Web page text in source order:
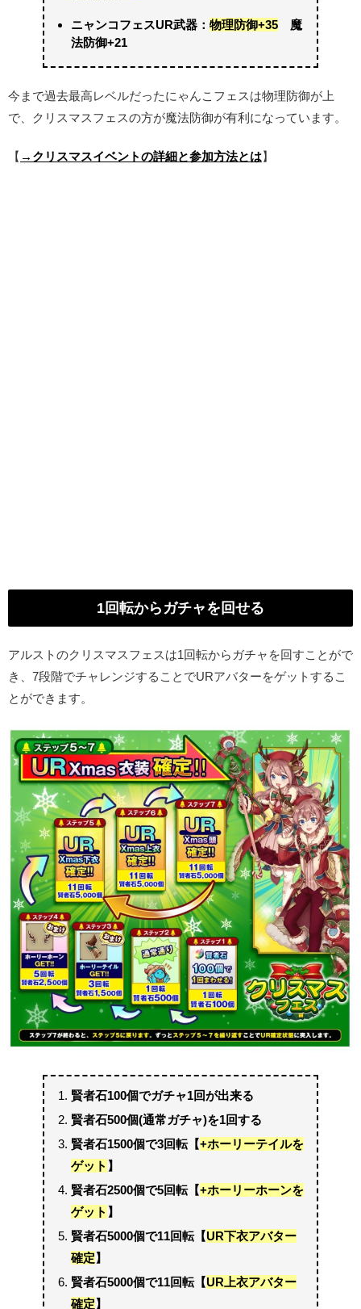
ニャンコフェスUR武器： 物理防御+35魔
法防御+21
今まで過去最高レベルだったにゃんこフェスは物理防御が上
で、クリスマスフェスの方が魔法防御が有利になっています。
【 →クリスマスイベントの詳細と参加方法とは】
1回転からガチャを回せる
アルストのクリスマスフェスは1回転からガチャを回すことがで
き、7段階でチャレンジすることでURアバターをゲットするこ
とができます。
賢者石100個でガチャ1回が出来る
賢者石500個(通常ガチャ)を1回する
賢者石1500個で3回転【+ホーリーテイルを
ゲット 】
賢者石2500個で5回転【+ホーリーホーンを
ゲット 】
賢者石5000個で11回転【UR下衣アバター
確定】
賢者石5000個で11回転【UR上衣アバター
確定】